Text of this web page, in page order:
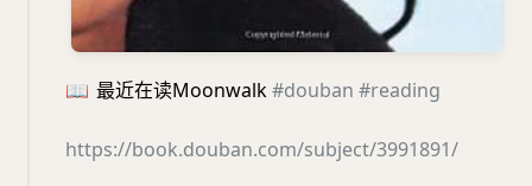
📖 最近在读Moonwalk#douban #reading
https://book.douban.com/subject/3991891/